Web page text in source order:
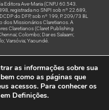
Editora Ave-Maria (CNPJ 60.543.
registrada no SNPI sob nº 22.689,
do DFP, sob nº 199, P. 209/73 BL
dos Missionários Claretianos. A
Claretianos (Claret Publishing
Colombo; Dar es Salaam;
Varsóvia; Yaoundé.
as informações sobre sua
como as páginas que
acessos. Para conhecer os
Definições.